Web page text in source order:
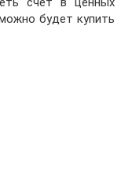
будет купить